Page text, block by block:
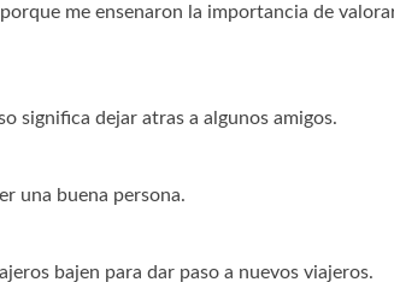
me ensenaron la importancia de
significa dejar atras a algunos amigos.
una buena persona.
bajen para dar paso a nuevos viajeros.